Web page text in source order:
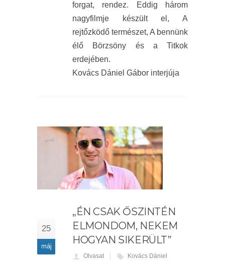
forgat, rendez. Eddig három
nagyfilmje készült el, A
rejtőzködő természet, A bennünk
élő Börzsöny és a Titkok
erdejében.
Kovács Dániel Gábor interjúja
25
máj
„ÉN CSAK ŐSZINTÉN
ELMONDOM, NEKEM
HOGYAN SIKERÜLT”
Olvasat
Kovács Dániel